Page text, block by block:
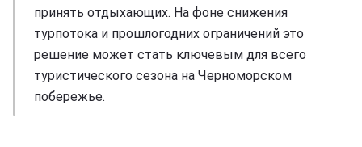
принять отдыхающих. На фоне снижения
турпотока и прошлогодних ограничений это
решение может стать ключевым для всего
туристического сезона на Черноморском
побережье.